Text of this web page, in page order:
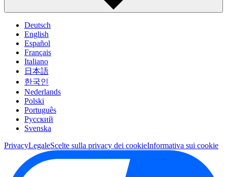
Deutsch
English
Español
Français
Italiano
日本語
한국인
Nederlands
Polski
Português
Pусский
Svenska
PrivacyLegaleScelte sulla privacy dei cookieInformativa sui cookie